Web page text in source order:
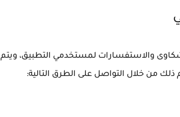
والاستفسارات لمستخدمي التطبيق، ويتم
من خلال التواصل على الطرق التالية: